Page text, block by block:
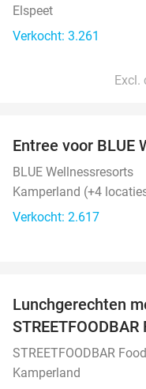
Elspeet
Verkocht: 3.261
Excl.
Entree voor BLUE
BLUE Wellnessresorts
Kamperland (+4
Verkocht: 2.617
Lunchgerechten
STREETFOODBAR
Kamperland